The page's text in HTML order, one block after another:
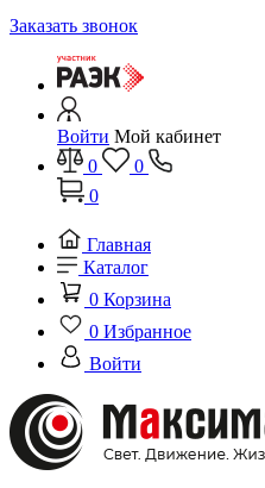
Заказать звонок
Войти Мой кабинет
0
0
0
Главная
Каталог
0 Корзина
0 Избранное
Войти